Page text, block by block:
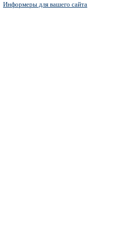
Информеры для вашего сайта